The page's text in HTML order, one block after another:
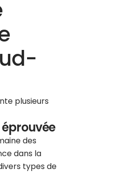
plusieurs
des
dans la
types de